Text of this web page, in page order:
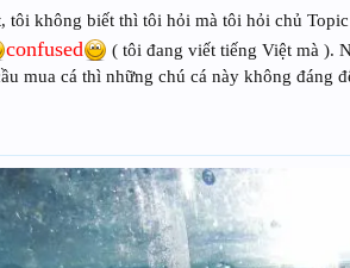
tôi không biết thì tôi hỏi mà tôi hỏi chủ
confused
( tôi đang viết tiếng Việt mà ).
mua cá thì những chú cá này không đáng